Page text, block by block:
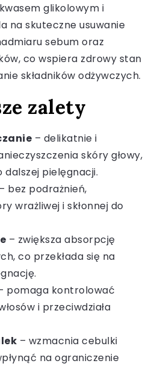
glikolowym i
na skuteczne usuwanie
sebum oraz
co wspiera zdrowy stan
składników odżywczych.
zalety
– delikatnie i
skóry głowy,
pielęgnacji.
– bez podrażnień,
wrażliwej i skłonnej do
– zwiększa absorpcję
co przekłada się na
pomaga kontrolować
i przeciwdziała
– wzmacnia cebulki
na ograniczenie